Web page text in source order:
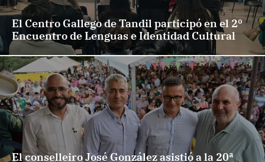
El Centro Gallego de Tandil participó en el 2º
Encuentro de Lenguas e Identidad Cultural
El conselleiro José González asistió a la 20ª